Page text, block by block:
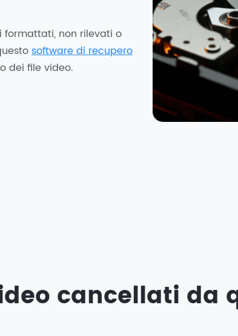
formattati, non rilevati o
software di recupero
dei file video.
cancellati da